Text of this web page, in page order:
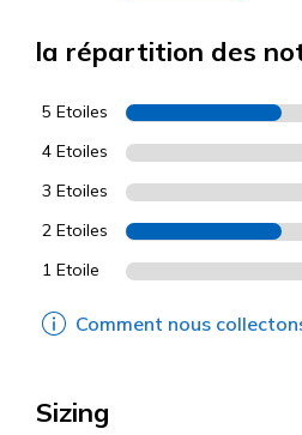
la répartition des
5 Etoiles
4 Etoiles
3 Etoiles
2 Etoiles
1 Etoile
Comment nous
Sizing